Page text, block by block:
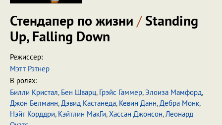
Стендапер по жизни /Standing
Up, Falling Down
Режиссер:
Мэтт Рэтнер
В ролях:
Билли Кристал, Бен Шварц, Грэйс Гаммер,Элоиза Мамфорд,
Джон Белманн,Дэвид Кастанеда, Кевин Данн,Дебра Монк,
Нэйт Корддри, Кэйтлин МакГи,Хассан Джонсон,Леонард